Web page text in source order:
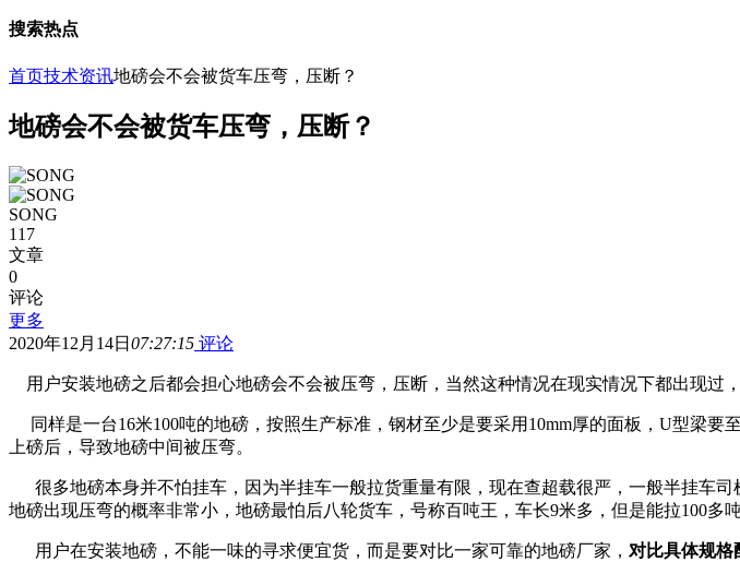
搜索热点
首页技术资讯地磅会不会被货车压弯，压断？
地磅会不会被货车压弯，压断？
SONG
117
文章
0
评论
更多
2020年12月14日 07:27:15 评论
用户安装地磅之后都会担心地磅会不会被压弯，压断，当然这种情况在现实情况下都出现过
同样是一台16米100吨的地磅，按照生产标准，钢材至少是要采用10mm厚的面板，U型梁要
上磅后，导致地磅中间被压弯。
很多地磅本身并不怕挂车，因为半挂车一般拉货重量有限，现在查超载很严，一般半挂车
地磅出现压弯的概率非常小，地磅最怕后八轮货车 ， 号称百吨王 ，车长9米多，但是能拉100多
用户在安装地磅，不能一味的寻求便宜货，而是要对比一家可靠的地磅厂家， 对比具体规格